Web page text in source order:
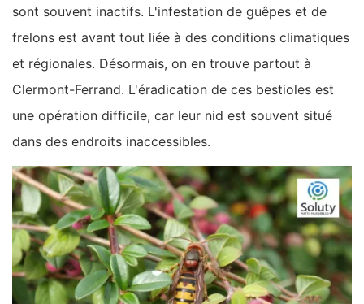
sont souvent inactifs. L'infestation de guêpes et de
frelons est avant tout liée à des conditions climatiques
et régionales. Désormais, on en trouve partout à
Clermont-Ferrand. L'éradication de ces bestioles est
une opération difficile, car leur nid est souvent situé
dans des endroits inaccessibles.